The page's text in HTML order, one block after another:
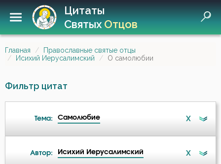
Цитаты
СвятыхОтцов
Главная
Православные святые отцы
Исихий Иерусалимский
О самолюбии
Фильтр цитат
Тема: Самолюбие X
Автор: Исихий Иерусалимский X